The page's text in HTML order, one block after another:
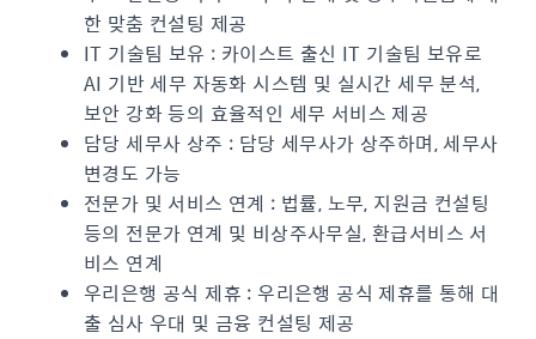
한 맞춤 컨설팅 제공
IT 기술팀 보유 : 카이스트 출신 IT 기술팀 보유로
AI 기반 세무 자동화 시스템 및 실시간 세무 분석,
보안 강화 등의 효율적인 세무 서비스 제공
담당 세무사 상주 : 담당 세무사가 상주하며, 세무사
변경도 가능
전문가 및 서비스 연계 : 법률, 노무, 지원금 컨설팅
등의 전문가 연계 및 비상주사무실, 환급서비스 서
비스 연계
우리은행 공식 제휴 : 우리은행 공식 제휴를 통해 대
출 심사 우대 및 금융 컨설팅 제공